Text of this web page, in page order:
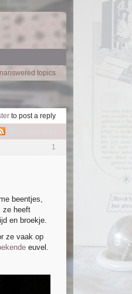
topics
to post a reply
1
beentjes,
ze heeft
en broekje.
ze vaak op
euvel.